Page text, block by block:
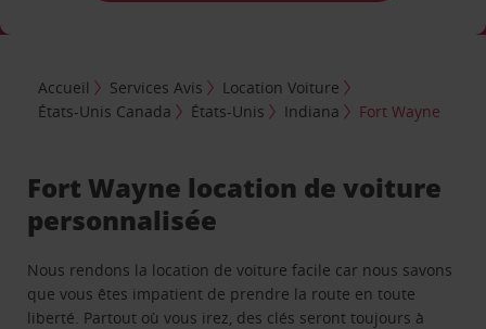
Accueil Services Avis
Location Voiture
États-Unis Canada
États-Unis Indiana Fort Wayne
Fort Wayne location de voiture
personnalisée
Nous rendons la location de voiture facile car nous savons
que vous êtes impatient de prendre la route en toute
liberté. Partout où vous irez, des clés seront toujours à